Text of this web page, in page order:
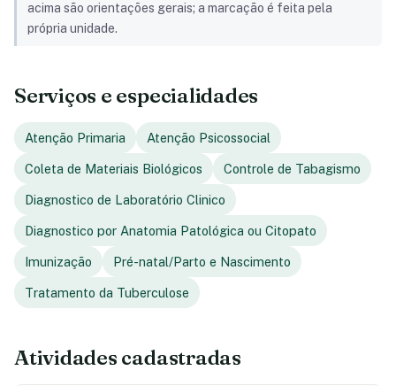
acima são orientações gerais; a marcação é feita pela
própria unidade.
Serviços e especialidades
Atenção Primaria Atenção Psicossocial
Coleta de Materiais Biológicos Controle de Tabagismo
Diagnostico de Laboratório Clinico
Diagnostico por Anatomia Patológica ou Citopato
Imunização Pré-natal/Parto e Nascimento
Tratamento da Tuberculose
Atividades cadastradas